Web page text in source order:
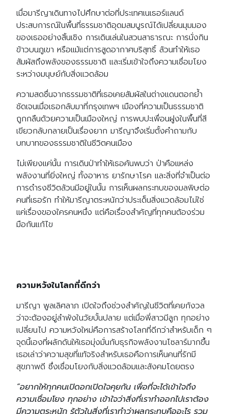
เมื่อมารีญาเดินทางไปศึกษาต่อที่ประเทศเนเธอร์แลนด์
ประสบการณ์ในพื้นที่ธรรมชาติอุดมสมบูรณ์ได้เปลี่ยนมุมมอง
ของเธออย่างสิ้นเชิง การเดินเล่นในสวนสาธารณะ การนั่งกิน
ข้าวบนภูเขา หรือแม้แต่การสูดอากาศบริสุทธิ์ ล้วนทำให้เธอ
สัมผัสถึงพลังของธรรมชาติ และเริ่มเข้าใจถึงความเชื่อมโยง
ระหว่างมนุษย์กับสิ่งแวดล้อม
ความสดชื่นจากธรรมชาติที่เธอเคยสัมผัสในต่างแดนตอกย้ำ
ชัดเจนเมื่อเธอกลับมาที่กรุงเทพฯ เมืองที่ความเป็นธรรมชาติ
ถูกกลืนด้วยความเป็นเมืองใหญ่ การพบปะเพื่อนฝูงในพื้นที่สี
เขียวกลับกลายเป็นเรื่องยาก มารีญาจึงเริ่มตั้งคำถามกับ
บทบาทของธรรมชาติในชีวิตคนเมือง
ไม่เพียงแค่นั้น การเดินป่าทำให้เธอค้นพบว่า ป่าคือแหล่ง
พลังงานที่ยิ่งใหญ่ ทั้งอาหาร ยารักษาโรค และสิ่งที่จำเป็นต่อ
การดำรงชีวิตล้วนมีอยู่ในนั้น การเห็นผลกระทบของมลพิษต่อ
คนที่เธอรัก ทำให้มารีญาตระหนักว่าประเด็นสิ่งแวดล้อมไม่ใช่
แค่เรื่องของใครคนหนึ่ง แต่คือเรื่องสำคัญที่ทุกคนต้องร่วม
มือกันแก้ไข
ความหวังในโลกที่ดีกว่า
มารีญา พูลเลิศลาภ เปิดใจถึงช่วงสำคัญในชีวิตที่เคยกังวล
ว่าจะต้องอยู่ลำพังในวัยบั้นปลาย แต่เมื่อพี่สาวมีลูก ทุกอย่าง
เปลี่ยนไป ความหวังใหม่คือการสร้างโลกที่ดีกว่าสำหรับเด็ก ๆ
จุดนี้เองที่ผลักดันให้เธอมุ่งมั่นกับธุรกิจพลังงานโซลาร์มากขึ้น
เธอเล่าว่าความสุขที่แท้จริงสำหรับเธอคือการเห็นคนที่รักมี
สุขภาพดี ซึ่งเชื่อมโยงกับสิ่งแวดล้อมและสังคมโดยตรง
“อยากให้ทุกคนเปิดอกเปิดใจคุยกัน เพื่อที่จะได้เข้าใจถึง
ความเชื่อมโยง ทุกอย่าง เข้าใจว่าสิ่งที่เราทำออกไปเราต้อง